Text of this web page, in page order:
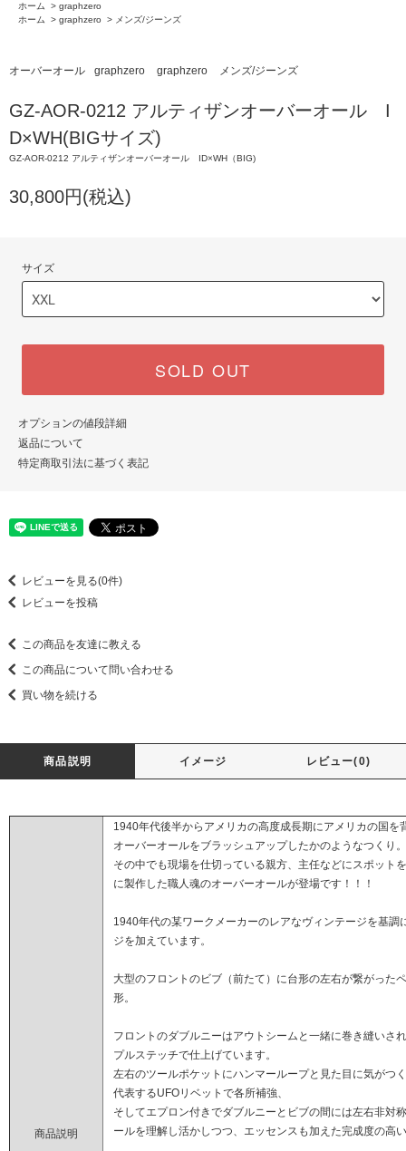
ホーム
> graphzero
ホーム
> graphzero > メンズ/ジーンズ
オーバーオール graphzero graphzero メンズ/ジーンズ
GZ-AOR-0212 アルティザンオーバーオール I
D×WH(BIGサイズ)
GZ-AOR-0212 アルティザンオーバーオール ID×WH（BIG)
30,800円(税込)
サイズ
SOLD OUT
オプションの値段詳細
返品について
特定商取引法に基づく表記
レビューを見る(0件)
レビューを投稿
この商品を友達に教える
この商品について問い合わせる
買い物を続ける
商品説明 イメージ レビュー(0)
商品説明
1940年代後半からアメリカの高度成長期にアメリカの国
オーバーオールをブラッシュアップしたかのようなつくり。
その中でも現場を仕切っている親方、主任などにスポット
に製作した職人魂のオーバーオールが登場です！！！
1940年代の某ワークメーカーのレアなヴィンテージを基
ジを加えています。
大型のフロントのビブ（前たて）に台形の左右が繋がった
形。
フロントのダブルニーはアウトシームと一緒に巻き縫いさ
プルステッチで仕上げています。
左右のツールポケットにハンマーループと見た目に気がつ
代表するUFOリベットで各所補強、
そしてエプロン付きでダブルニーとビブの間には左右非対
ールを理解し活かしつつ、エッセンスも加えた完成度の高